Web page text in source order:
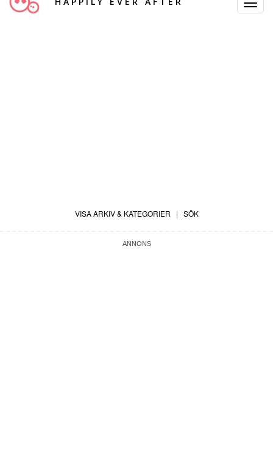
Toggle
VISA ARKIV & KATEGORIER | SÖK